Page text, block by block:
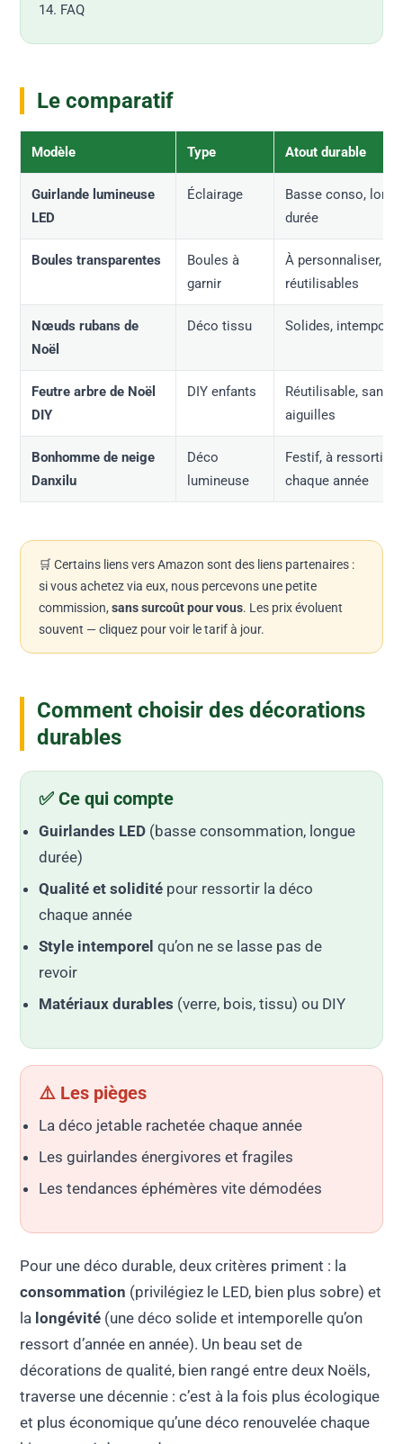
FAQ
Le comparatif
Modèle Type Atout durable
Guirlande lumineuse
LED
Éclairage
Basse conso,
durée
Boules transparentes
Boules à
garnir
À personnaliser,
réutilisables
Nœuds rubans de
Noël
Déco tissu Solides,
Feutre arbre de Noël
DIY
DIY enfants
Réutilisable, sans
aiguilles
Bonhomme de neige
Danxilu
Déco
lumineuse
Festif, à ressortir
chaque année
🛒 Certains liens vers Amazon sont des liens partenaires :
si vous achetez via eux, nous percevons une petite
commission,sans surcoût pour vous. Les prix évoluent
souvent — cliquez pour voir le tarif à jour.
Comment choisir des décorations
durables
✅ Ce qui compte
Guirlandes LED (basse consommation, longue
durée)
Qualité et solidité pour ressortir la déco
chaque année
Style intemporel qu’on ne se lasse pas de
revoir
Matériaux durables (verre, bois, tissu) ou DIY
⚠️ Les pièges
La déco jetable rachetée chaque année
Les guirlandes énergivores et fragiles
Les tendances éphémères vite démodées
Pour une déco durable, deux critères priment : la
consommation (privilégiez le LED, bien plus sobre) et
la longévité (une déco solide et intemporelle qu’on
ressort d’année en année). Un beau set de
décorations de qualité, bien rangé entre deux Noëls,
traverse une décennie : c’est à la fois plus écologique
et plus économique qu’une déco renouvelée chaque